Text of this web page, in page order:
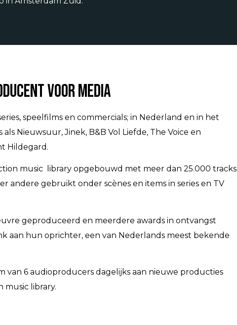
voor Media
speelfilms en commercials; in Nederland en in het
Nieuwsuur, Jinek, B&B Vol Liefde, The Voice en
Hildegard.
music library opgebouwd met meer dan 25.000 tracks
andere gebruikt onder scènes en items in series en TV
geproduceerd en meerdere awards in ontvangst
aan hun oprichter, een van Nederlands meest bekende
6 audioproducers dagelijks aan nieuwe producties
library.